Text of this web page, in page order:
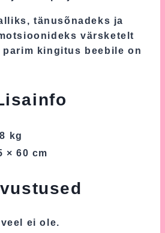
tänusõnadeks ja
värsketelt
parim kingitus beebile on
kg
× 60 cm
ei ole.